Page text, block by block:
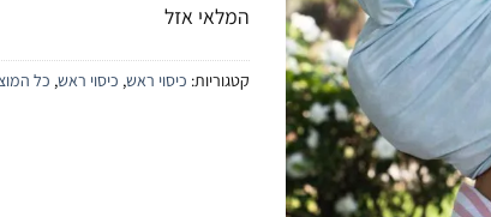
המלאי אזל
קטגוריות: כיסוי ראש, כיסוי ראש, כל